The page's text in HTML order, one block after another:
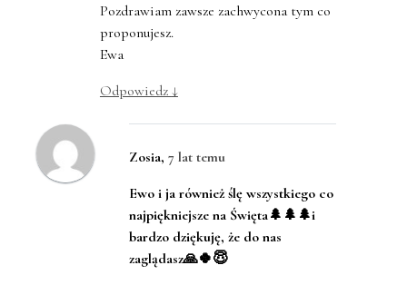
Pozdrawiam zawsze zachwycona tym co
proponujesz.
Ewa
Odpowiedz ↓
Zosia, 7 lat temu
Ewo i ja również ślę wszystkiego co
najpiękniejsze na Święta🌲🌲🌲i
bardzo dziękuję, że do nas
zaglądasz🙏🍀😇